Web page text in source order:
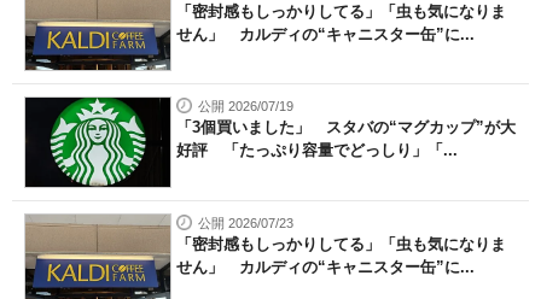
「密封感もしっかりしてる」「虫も気になりま
せん」 カルディの“キャニスター缶”に...
公開 2026/07/19
「3個買いました」 スタバの“マグカップ”が大
好評 「たっぷり容量でどっしり」「...
公開 2026/07/23
「密封感もしっかりしてる」「虫も気になりま
せん」 カルディの“キャニスター缶”に...